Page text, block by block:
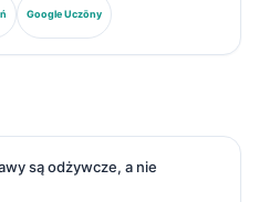
Chemii Klinicznej,
analizie paneli diagnostycznych,
Google Uczōny
są odżywcze, a nie